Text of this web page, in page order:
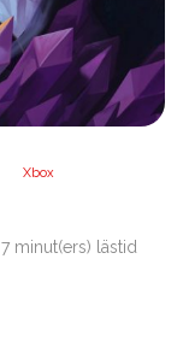
Xbox
7 minut(ers) lästid